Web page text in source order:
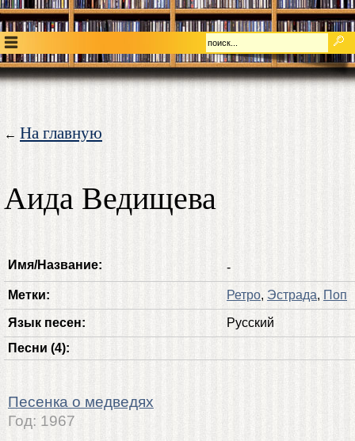
← На главную
Аида Ведищева
Имя/Название: -
Метки: Ретро, Эстрада, Поп
Язык песен:
Русский
Песни (4):
Песенка о медведях
Год: 1967